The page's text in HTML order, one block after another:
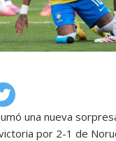
una nueva
por 2-1 de